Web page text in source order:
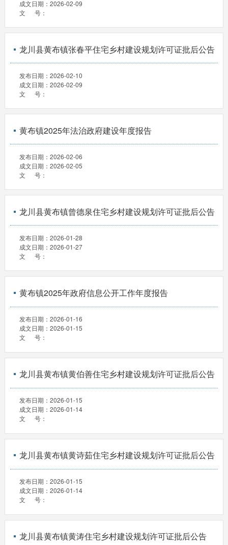
成文日期： 2026-02-09
文 号：
龙川县黄布镇张春平住宅乡村建设规划许可证批后公告
发布日期： 2026-02-10
成文日期： 2026-02-09
文 号：
黄布镇2025年法治政府建设年度报告
发布日期： 2026-02-06
成文日期： 2026-02-05
文 号：
龙川县黄布镇曾德泉住宅乡村建设规划许可证批后公告
发布日期： 2026-01-28
成文日期： 2026-01-27
文 号：
黄布镇2025年政府信息公开工作年度报告
发布日期： 2026-01-16
成文日期： 2026-01-15
文 号：
龙川县黄布镇黄伯善住宅乡村建设规划许可证批后公告
发布日期： 2026-01-15
成文日期： 2026-01-14
文 号：
龙川县黄布镇黄诗茹住宅乡村建设规划许可证批后公告
发布日期： 2026-01-15
成文日期： 2026-01-14
文 号：
龙川县黄布镇黄涛住宅乡村建设规划许可证批后公告